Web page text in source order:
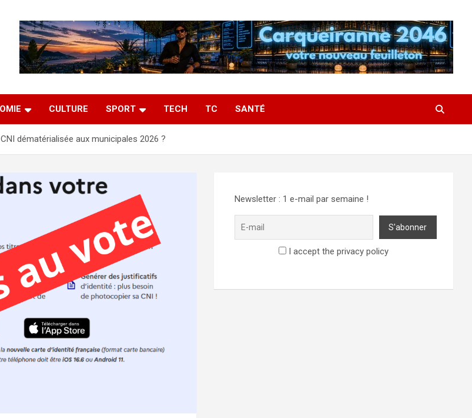
CULTURE SPORT TECH TC SANTÉ
dématérialisée aux municipales 2026 ?
Newsletter : 1 e-mail par semaine !
I accept the privacy policy